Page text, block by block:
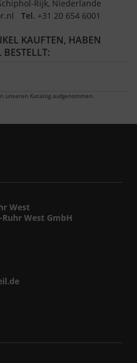
Rijk, Niederlande
Tel. +31 20 654 6001
KAUFTEN, HABEN
Katalog aufgenommen.
West
West GmbH